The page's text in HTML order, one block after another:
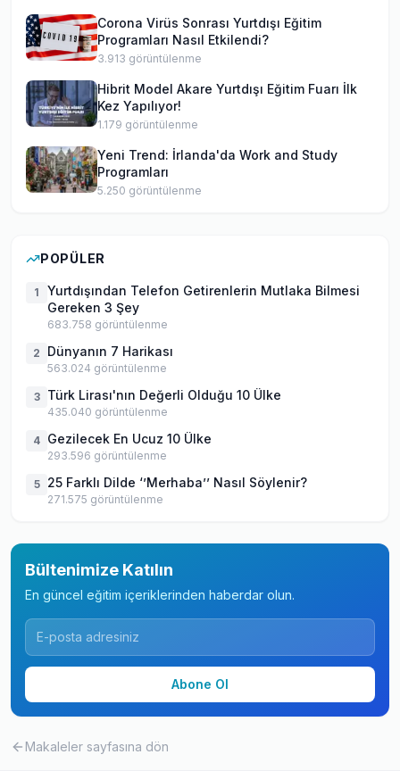
Corona Virüs Sonrası Yurtdışı Eğitim
Programları Nasıl Etkilendi?
3.913 görüntülenme
Hibrit Model Akare Yurtdışı Eğitim Fuarı İlk
Kez Yapılıyor!
1.179 görüntülenme
Yeni Trend: İrlanda'da Work and Study
Programları
5.250 görüntülenme
POPÜLER
1
Yurtdışından Telefon Getirenlerin Mutlaka Bilmesi
Gereken 3 Şey
683.758 görüntülenme
2 Dünyanın 7 Harikası
563.024 görüntülenme
3 Türk Lirası'nın Değerli Olduğu 10 Ülke
435.040 görüntülenme
4 Gezilecek En Ucuz 10 Ülke
293.596 görüntülenme
5 25 Farklı Dilde ‘’Merhaba’’ Nasıl Söylenir?
271.575 görüntülenme
Bültenimize Katılın
En güncel eğitim içeriklerinden haberdar olun.
Abone Ol
Makaleler sayfasına dön